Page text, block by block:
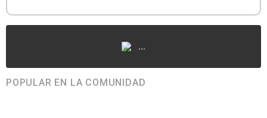
...
POPULAR EN LA COMUNIDAD